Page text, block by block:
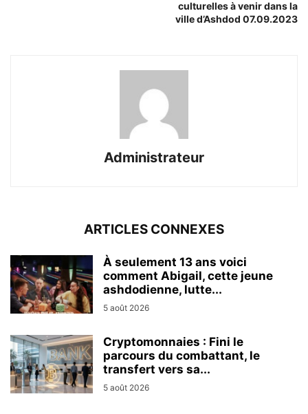
culturelles à venir dans la
ville d’Ashdod 07.09.2023
Administrateur
ARTICLES CONNEXES
À seulement 13 ans voici
comment Abigail, cette jeune
ashdodienne, lutte...
5 août 2026
Cryptomonnaies : Fini le
parcours du combattant, le
transfert vers sa...
5 août 2026